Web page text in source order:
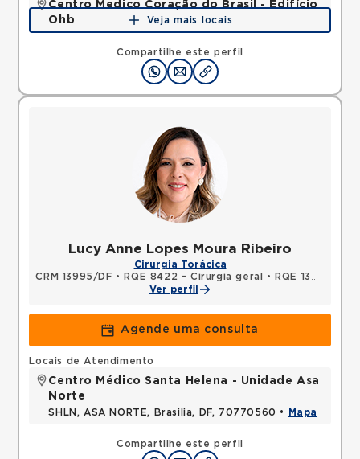
Compartilhe este perfil
Centro Medico Coração do Brasil - Edifício
Ohb
SHLS, ASA SUL, Brasilia, DF, 70390906 •Mapa
Veja mais locais
Lucy Anne Lopes Moura Ribeiro
Cirurgia Torácica
CRM 13995/DF • RQE 8422 - Cirurgia geral •
RQE 13470 - Cirurgia torácica
Ver perfil
Agende uma consulta
Compartilhe este perfil
Locais de Atendimento
Centro Médico Santa Helena - Unidade Asa
Norte
SHLN, ASA NORTE, Brasilia, DF, 70770560 • Mapa